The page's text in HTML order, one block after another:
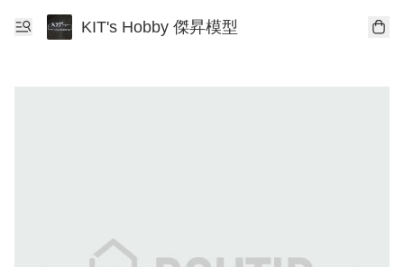
KIT's Hobby 傑昇模型